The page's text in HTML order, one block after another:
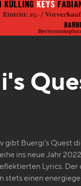
gibt Buergi’s Quest
ins neue Jahr
Lyrics.
stets einen